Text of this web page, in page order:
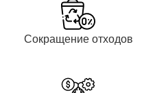
Сокращение отходов